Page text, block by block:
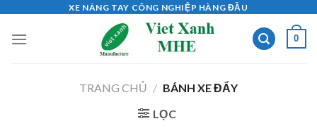
content
XE NÂNG TAY CÔNG NGHIỆP HÀNG ĐẦU
0
TRANG CHỦ / BÁNH XE ĐẨY
LỌC